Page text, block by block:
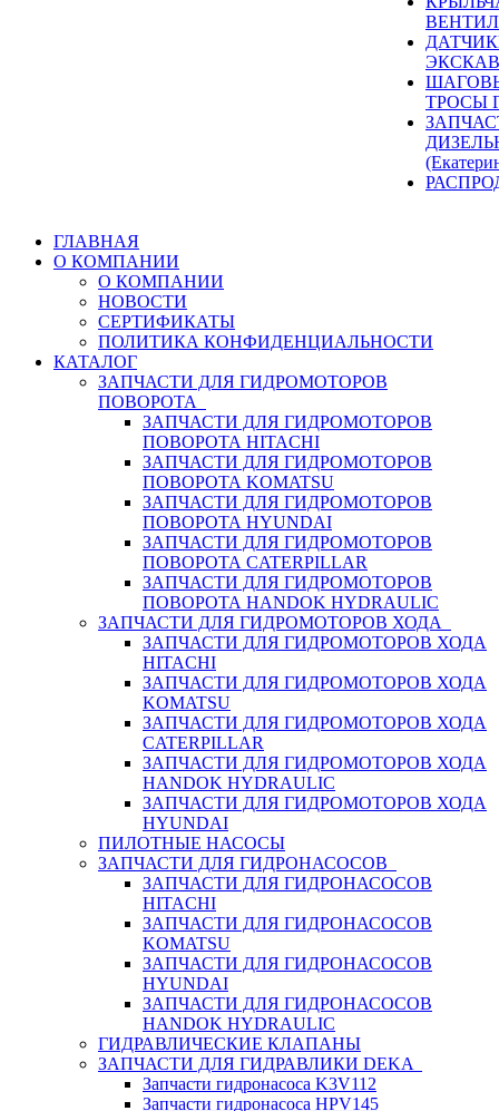
ТРОСЫ
ГЛАВНАЯ
О КОМПАНИИ
О КОМПАНИИ
НОВОСТИ
СЕРТИФИКАТЫ
ПОЛИТИКА КОНФИДЕНЦИАЛЬНОСТИ
КАТАЛОГ
ЗАПЧАСТИ ДЛЯ ГИДРОМОТОРОВ
ПОВОРОТА
ЗАПЧАСТИ ДЛЯ ГИДРОМОТОРОВ
ПОВОРОТА HITACHI
ЗАПЧАСТИ ДЛЯ ГИДРОМОТОРОВ
ПОВОРОТА KOMATSU
ЗАПЧАСТИ ДЛЯ ГИДРОМОТОРОВ
ПОВОРОТА HYUNDAI
ЗАПЧАСТИ ДЛЯ ГИДРОМОТОРОВ
ПОВОРОТА CATERPILLAR
ЗАПЧАСТИ ДЛЯ ГИДРОМОТОРОВ
ПОВОРОТА HANDOK HYDRAULIC
ЗАПЧАСТИ ДЛЯ ГИДРОМОТОРОВ ХОДА
ЗАПЧАСТИ ДЛЯ ГИДРОМОТОРОВ ХОДА
HITACHI
ЗАПЧАСТИ ДЛЯ ГИДРОМОТОРОВ ХОДА
KOMATSU
ЗАПЧАСТИ ДЛЯ ГИДРОМОТОРОВ ХОДА
CATERPILLAR
ЗАПЧАСТИ ДЛЯ ГИДРОМОТОРОВ ХОДА
HANDOK HYDRAULIC
ЗАПЧАСТИ ДЛЯ ГИДРОМОТОРОВ ХОДА
HYUNDAI
ПИЛОТНЫЕ НАСОСЫ
ЗАПЧАСТИ ДЛЯ ГИДРОНАСОСОВ
ЗАПЧАСТИ ДЛЯ ГИДРОНАСОСОВ
HITACHI
ЗАПЧАСТИ ДЛЯ ГИДРОНАСОСОВ
KOMATSU
ЗАПЧАСТИ ДЛЯ ГИДРОНАСОСОВ
HYUNDAI
ЗАПЧАСТИ ДЛЯ ГИДРОНАСОСОВ
HANDOK HYDRAULIC
ГИДРАВЛИЧЕСКИЕ КЛАПАНЫ
ЗАПЧАСТИ ДЛЯ ГИДРАВЛИКИ DEKA
Запчасти гидронасоса K3V112
Запчасти гидронасоса HPV145